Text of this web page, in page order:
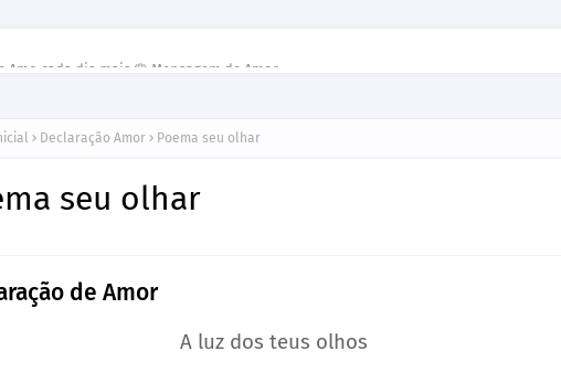
Declaração Amor Poema seu olhar
seu olhar
de Amor
A luz dos teus olhos